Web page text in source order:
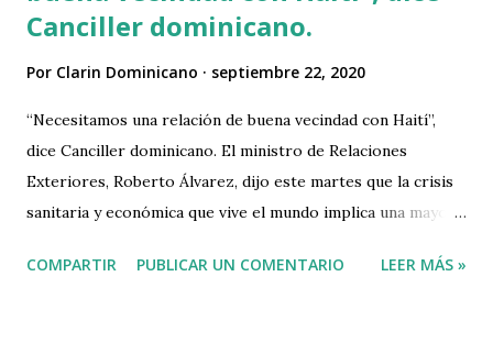
Canciller dominicano.
Por Clarin Dominicano septiembre 22, 2020
“Necesitamos una relación de buena vecindad con Haití”,
dice Canciller dominicano. El ministro de Relaciones
Exteriores, Roberto Álvarez, dijo este martes que la crisis
sanitaria y económica que vive el mundo implica una mayor
comercial de República Dominicana. En ese contexto,
COMPARTIR PUBLICAR UN COMENTARIO LEER MÁS »